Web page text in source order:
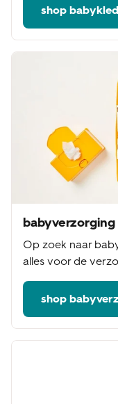
shop
babyverzorging
Op zoek naar
alles voor de
shop